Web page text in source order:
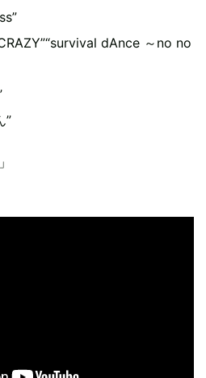
dAnce ～no no
”